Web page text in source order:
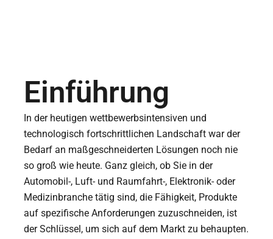
Einführung
In der heutigen wettbewerbsintensiven und
technologisch fortschrittlichen Landschaft war der
Bedarf an maßgeschneiderten Lösungen noch nie
so groß wie heute. Ganz gleich, ob Sie in der
Automobil-, Luft- und Raumfahrt-, Elektronik- oder
Medizinbranche tätig sind, die Fähigkeit, Produkte
auf spezifische Anforderungen zuzuschneiden, ist
der Schlüssel, um sich auf dem Markt zu behaupten.